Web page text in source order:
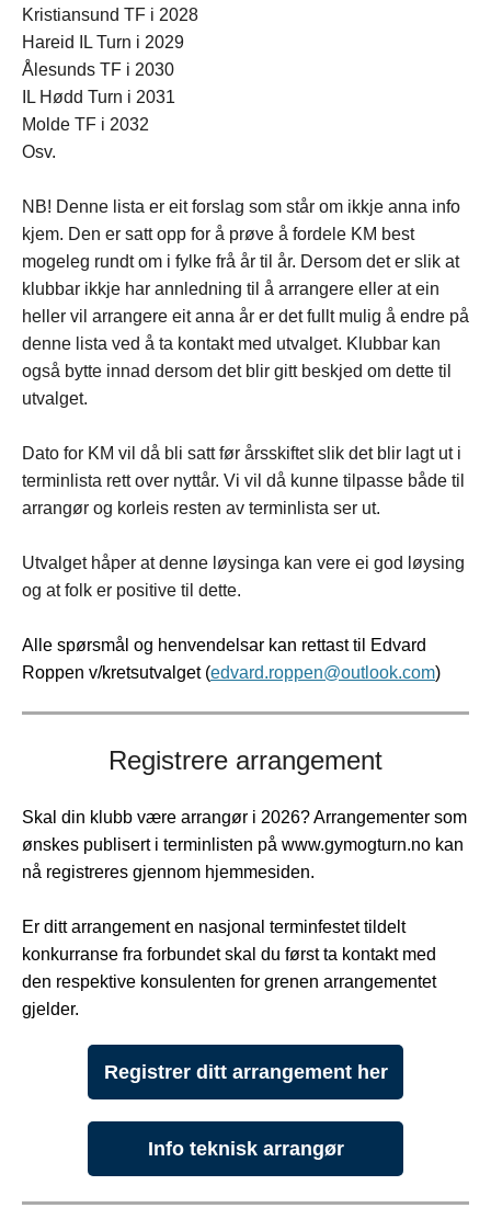
Kristiansund TF i 2028
Hareid IL Turn i 2029
Ålesunds TF i 2030
IL Hødd Turn i 2031
Molde TF i 2032
Osv.
NB! Denne lista er eit forslag som står om ikkje anna info
kjem. Den er satt opp for å prøve å fordele KM best
mogeleg rundt om i fylke frå år til år. Dersom det er slik at
klubbar ikkje har annledning til å arrangere eller at ein
heller vil arrangere eit anna år er det fullt mulig å endre på
denne lista ved å ta kontakt med utvalget. Klubbar kan
også bytte innad dersom det blir gitt beskjed om dette til
utvalget.
Dato for KM vil då bli satt før årsskiftet slik det blir lagt ut i
terminlista rett over nyttår. Vi vil då kunne tilpasse både til
arrangør og korleis resten av terminlista ser ut.
Utvalget håper at denne løysinga kan vere ei god løysing
og at folk er positive til dette.
Alle spørsmål og henvendelsar kan rettast til Edvard
Roppen v/kretsutvalget (edvard.roppen@outlook.com)
Registrere arrangement
Skal din klubb være arrangør i 2026? Arrangementer som
ønskes publisert i terminlisten på www.gymogturn.no kan
nå registreres gjennom hjemmesiden.
Er ditt arrangement en nasjonal terminfestet tildelt
konkurranse fra forbundet skal du først ta kontakt med
den respektive konsulenten for grenen arrangementet
gjelder.
Registrer ditt arrangement her
Info teknisk arrangør